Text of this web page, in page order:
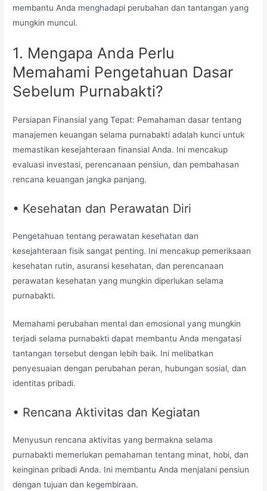
membantu Anda menghadapi perubahan dan tantangan yang
mungkin muncul.
1. Mengapa Anda Perlu
Memahami Pengetahuan Dasar
Sebelum Purnabakti?
Persiapan Finansial yang Tepat: Pemahaman dasar tentang
manajemen keuangan selama purnabakti adalah kunci untuk
memastikan kesejahteraan finansial Anda. Ini mencakup
evaluasi investasi, perencanaan pensiun, dan pembahasan
rencana keuangan jangka panjang.
• Kesehatan dan Perawatan Diri
Pengetahuan tentang perawatan kesehatan dan
kesejahteraan fisik sangat penting. Ini mencakup pemeriksaan
kesehatan rutin, asuransi kesehatan, dan perencanaan
perawatan kesehatan yang mungkin diperlukan selama
purnabakti.
Memahami perubahan mental dan emosional yang mungkin
terjadi selama purnabakti dapat membantu Anda mengatasi
tantangan tersebut dengan lebih baik. Ini melibatkan
penyesuaian dengan perubahan peran, hubungan sosial, dan
identitas pribadi.
• Rencana Aktivitas dan Kegiatan
Menyusun rencana aktivitas yang bermakna selama
purnabakti memerlukan pemahaman tentang minat, hobi, dan
keinginan pribadi Anda. Ini membantu Anda menjalani pensiun
dengan tujuan dan kegembiraan.